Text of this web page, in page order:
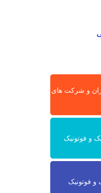
و شرکت های
و فوتونیک
فوتونیک